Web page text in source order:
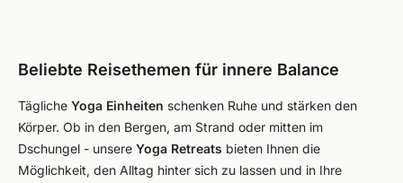
Beliebte Reisethemen für innere Balance
Tägliche Yoga Einheiten schenken Ruhe und stärken den
Körper. Ob in den Bergen, am Strand oder mitten im
Dschungel - unsere Yoga Retreats bieten Ihnen die
Möglichkeit, den Alltag hinter sich zu lassen und in Ihre